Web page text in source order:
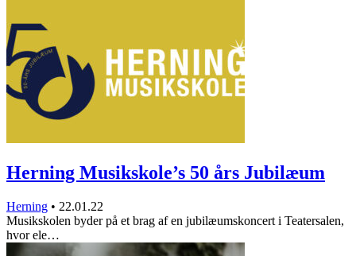
Herning Musikskole’s 50 års Jubilæum
Herning • 22.01.22
Musikskolen byder på et brag af en jubilæumskoncert i Teatersalen,
hvor ele…